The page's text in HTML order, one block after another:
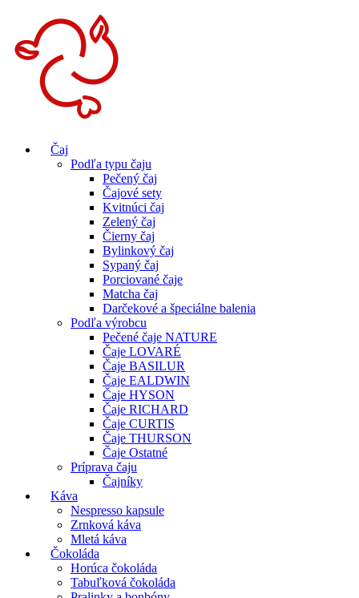
Čaj
Podľa typu čaju
Pečený čaj
Čajové sety
Kvitnúci čaj
Zelený čaj
Čierny čaj
Bylinkový čaj
Sypaný čaj
Porciované čaje
Matcha čaj
Darčekové a špeciálne balenia
Podľa výrobcu
Pečené čaje NATURE
Čaje LOVARÉ
Čaje BASILUR
Čaje EALDWIN
Čaje HYSON
Čaje RICHARD
Čaje CURTIS
Čaje THURSON
Čaje Ostatné
Príprava čaju
Čajníky
Káva
Nespresso kapsule
Zrnková káva
Mletá káva
Čokoláda
Horúca čokoláda
Tabuľková čokoláda